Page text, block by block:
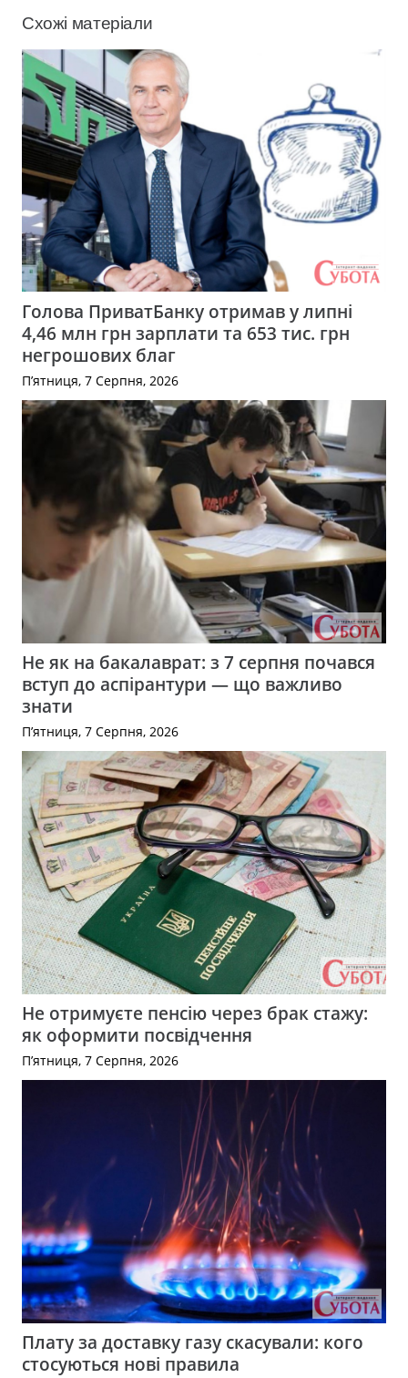
Схожі матеріали
Голова ПриватБанку отримав у липні
4,46 млн грн зарплати та 653 тис. грн
негрошових благ
П’ятниця, 7 Серпня, 2026
Не як на бакалаврат: з 7 серпня почався
вступ до аспірантури — що важливо
знати
П’ятниця, 7 Серпня, 2026
Не отримуєте пенсію через брак стажу:
як оформити посвідчення
П’ятниця, 7 Серпня, 2026
Плату за доставку газу скасували: кого
стосуються нові правила